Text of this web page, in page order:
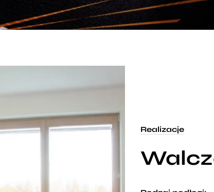
Realizacje